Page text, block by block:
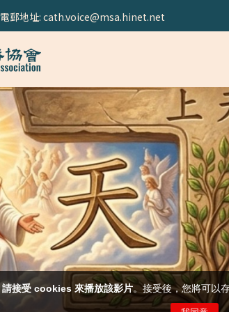
電郵地址: cath.voice@msa.hinet.net